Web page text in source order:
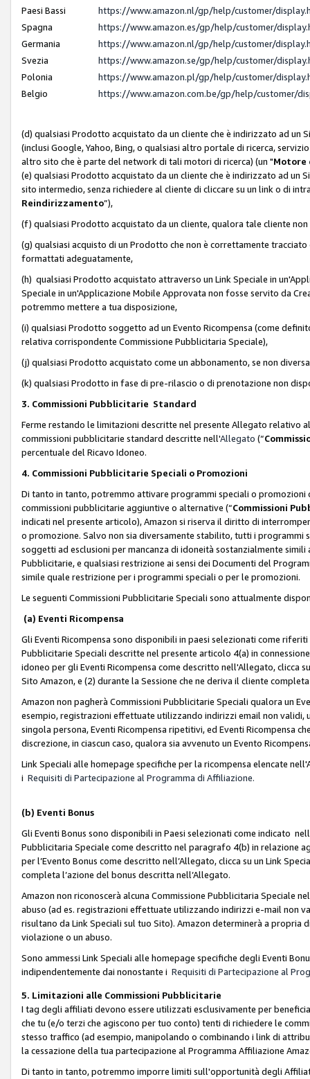
Paesi Bassi
https://www.amazon.nl/gp/help/customer/
Spagna
https://www.amazon.es/gp/help/customer/
Germania
https://www.amazon.nl/gp/help/customer/
Svezia
https://www.amazon.se/gp/help/customer/
Polonia
https://www.amazon.pl/gp/help/customer/
Belgio
https://www.amazon.com.be/gp/help/customer/
(d) qualsiasi Prodotto acquistato da un cliente che è indirizzato ad un
(inclusi Google, Yahoo, Bing, o qualsiasi altro portale di ricerca,
altro sito che è parte del network di tali motori di ricerca) (un "Motore
(e) qualsiasi Prodotto acquistato da un cliente che è indirizzato ad un
sito intermedio, senza richiedere al cliente di cliccare su un link o di
Reindirizzamento”),
(f) qualsiasi Prodotto acquistato da un cliente, qualora tale cliente
(g) qualsiasi acquisto di un Prodotto che non è correttamente
formattati adeguatamente,
(h) qualsiasi Prodotto acquistato attraverso un Link Speciale in
Speciale in un'Applicazione Mobile Approvata non fosse servito da
potremmo mettere a tua disposizione,
(i) qualsiasi Prodotto soggetto ad un Evento Ricompensa (come
relativa corrispondente Commissione Pubblicitaria Speciale),
(j) qualsiasi Prodotto acquistato come un abbonamento, se non
(k) qualsiasi Prodotto in fase di pre-rilascio o di prenotazione non
3. Commissioni Pubblicitarie Standard
Ferme restando le limitazioni descritte nel presente Allegato relativo
commissioni pubblicitarie standard descritte nell'Allegato (“
percentuale del Ricavo Idoneo.
4. Commissioni Pubblicitarie Speciali o Promozioni
Di tanto in tanto, potremmo attivare programmi speciali o
commissioni pubblicitarie aggiuntive o alternative (“Commissioni
indicati nel presente articolo), Amazon si riserva il diritto di
o promozione. Salvo non sia diversamente stabilito, tutti i
soggetti ad esclusioni per mancanza di idoneità sostanzialmente
Pubblicitarie, e qualsiasi restrizione ai sensi dei Documenti del
simile quale restrizione per i programmi speciali o per le promozioni.
Le seguenti Commissioni Pubblicitarie Speciali sono attualmente
(a) Eventi Ricompensa
Gli Eventi Ricompensa sono disponibili in paesi selezionati come
Pubblicitarie Speciali descritte nel presente articolo 4(a) in
idoneo per gli Eventi Ricompensa come descritto nell'Allegato, clicca
Sito Amazon, e (2) durante la Sessione che ne deriva il cliente
Amazon non pagherà Commissioni Pubblicitarie Speciali qualora un
esempio, registrazioni effettuate utilizzando indirizzi email non
singola persona, Eventi Ricompensa ripetitivi, ed Eventi Ricompensa
discrezione, in ciascun caso, qualora sia avvenuto un Evento
Link Speciali alle homepage specifiche per la ricompensa elencate
i Requisiti di Partecipazione al Programma di Affiliazione.
(b) Eventi Bonus
Gli Eventi Bonus sono disponibili in Paesi selezionati come indicato
Pubblicitaria Speciale come descritto nel paragrafo 4(b) in relazione
per l’Evento Bonus come descritto nell’Allegato, clicca su un Link
completa l’azione del bonus descritta nell’Allegato.
Amazon non riconoscerà alcuna Commissione Pubblicitaria Speciale
abuso (ad es. registrazioni effettuate utilizzando indirizzi e-mail non
risultano da Link Speciali sul tuo Sito). Amazon determinerà a propria
violazione o un abuso.
Sono ammessi Link Speciali alle homepage specifiche degli Eventi
indipendentemente dai nonostante i Requisiti di Partecipazione al
5. Limitazioni alle Commissioni Pubblicitarie
I tag degli affiliati devono essere utilizzati esclusivamente per
che tu (e/o terzi che agiscono per tuo conto) tenti di richiedere le
stesso traffico (ad esempio, manipolando o combinando i link di
la cessazione della tua partecipazione al Programma Affiliazione
Di tanto in tanto, potremmo imporre limiti sull'opportunità degli